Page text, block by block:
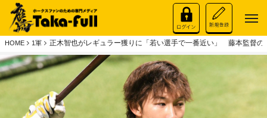
HOME 1軍 正木智也がレギュラー獲りに「若い選手で一番近い」 藤本監督の